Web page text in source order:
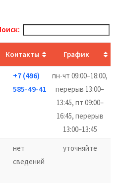
Контакты График
+7 (496)
585-49-41
пн-чт 09:00–18:00,
перерыв 13:00–
13:45, пт 09:00–
16:45, перерыв
13:00–13:45
нет
сведений
уточняйте